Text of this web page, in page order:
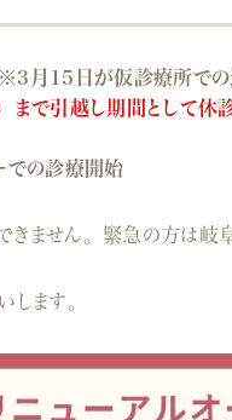
15日が仮診療所での
で引越し期間として休診
での診療開始
ません。緊急の方は岐
します。